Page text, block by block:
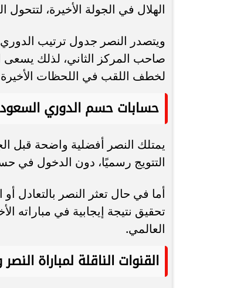
الهلال في الجولة الأخيرة،
صاحب المركز الثاني، لذلك يسعى
لخطف اللقب في اللحظات
حسابات حسم الدوري
يمتلك النصر أفضلية واضحة قبل
التتويج رسميًا، دون الدخول في
أما في حال تعثر النصر بالتعادل
تحقيق نتيجة إيجابية في مباراته
العالمي.
القنوات الناقلة لمباراة